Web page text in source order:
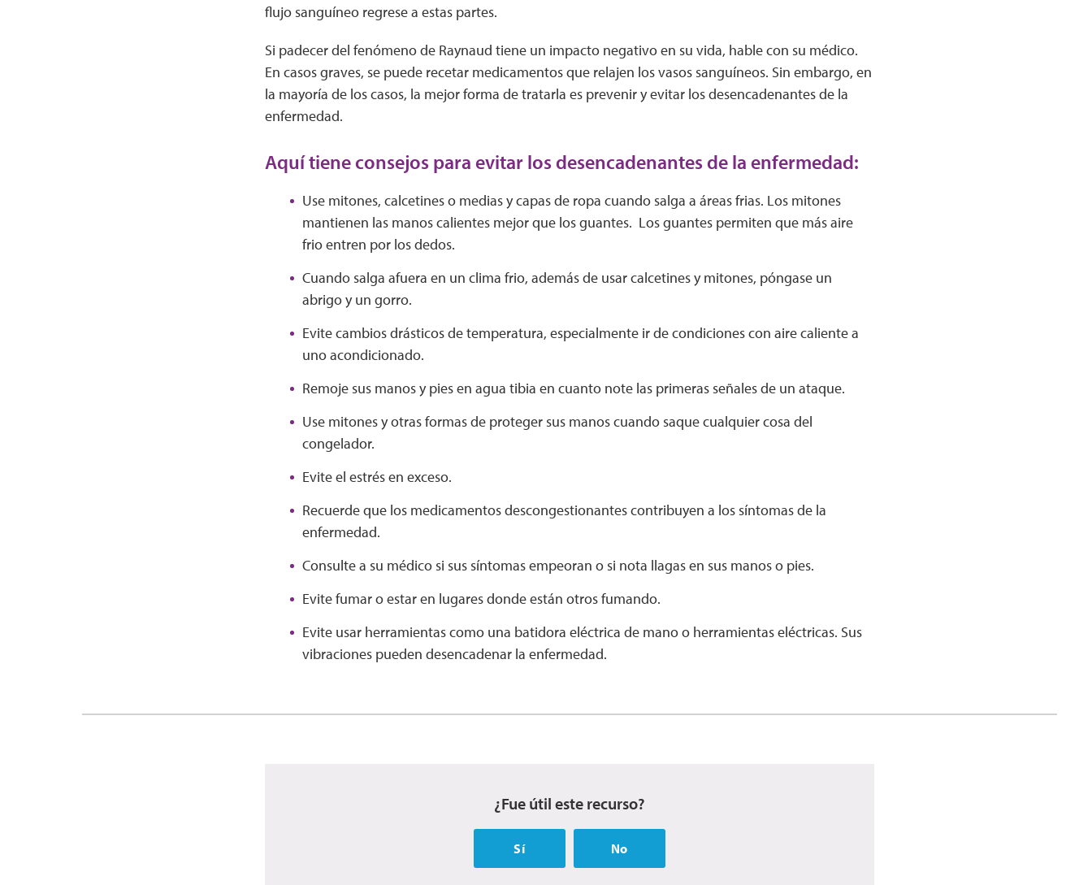
flujo sanguíneo regrese a estas partes.
Si padecer del fenómeno de Raynaud tiene un impacto negativo en su vida, hable con su médico.
En casos graves, se puede recetar medicamentos que relajen los vasos sanguíneos. Sin embargo, en
la mayoría de los casos, la mejor forma de tratarla es prevenir y evitar los desencadenantes de la
enfermedad.
Aquí tiene consejos para evitar los desencadenantes de la enfermedad:
Use mitones, calcetines o medias y capas de ropa cuando salga a áreas frias. Los mitones
mantienen las manos calientes mejor que los guantes. Los guantes permiten que más aire
frio entren por los dedos.
Cuando salga afuera en un clima frio, además de usar calcetines y mitones, póngase un
abrigo y un gorro.
Evite cambios drásticos de temperatura, especialmente ir de condiciones con aire caliente a
uno acondicionado.
Remoje sus manos y pies en agua tibia en cuanto note las primeras señales de un ataque.
Use mitones y otras formas de proteger sus manos cuando saque cualquier cosa del
congelador.
Evite el estrés en exceso.
Recuerde que los medicamentos descongestionantes contribuyen a los síntomas de la
enfermedad.
Consulte a su médico si sus síntomas empeoran o si nota llagas en sus manos o pies.
Evite fumar o estar en lugares donde están otros fumando.
Evite usar herramientas como una batidora eléctrica de mano o herramientas eléctricas. Sus
vibraciones pueden desencadenar la enfermedad.
¿Fue útil este recurso?
Sí No